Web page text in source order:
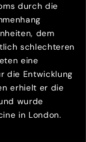
durch die
dem
schlechteren
eine
die Entwicklung
erhielt er die
wurde
in London.